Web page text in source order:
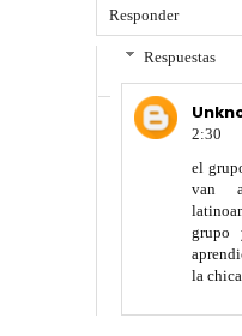
Responder
Respuestas
2:30
el
van
grupo
la